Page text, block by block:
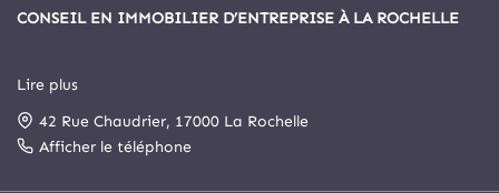
CONSEIL EN IMMOBILIER D’ENTREPRISE À LA ROCHELLE
Depuis 1999, Arthur Loyd La Rochelle est le principal cabinet
spécialisé en immobilier d’entreprise et commerce de la cité
rochelaise.
Lire plus
42 Rue Chaudrier, 17000 La Rochelle
Afficher le téléphone